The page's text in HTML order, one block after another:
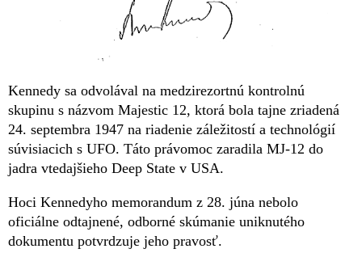
Kennedy sa odvolával na medzirezortnú kontrolnú
skupinu s názvom Majestic 12, ktorá bola tajne zriadená
24. septembra 1947 na riadenie záležitostí a technológií
súvisiacich s UFO. Táto právomoc zaradila MJ-12 do
jadra vtedajšieho Deep State v USA.
Hoci Kennedyho memorandum z 28. júna nebolo
oficiálne odtajnené, odborné skúmanie uniknutého
dokumentu potvrdzuje jeho pravosť.